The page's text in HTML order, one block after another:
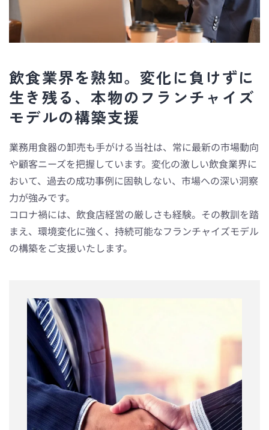
飲食業界を熟知。変化に負けずに
生き残る、本物のフランチャイズ
モデルの構築支援
業務用食器の卸売も手がける当社は、常に最新の市場動向
や顧客ニーズを把握しています。変化の激しい飲食業界に
おいて、過去の成功事例に固執しない、市場への深い洞察
力が強みです。
コロナ禍には、飲食店経営の厳しさも経験。その教訓を踏
まえ、環境変化に強く、持続可能なフランチャイズモデル
の構築をご支援いたします。